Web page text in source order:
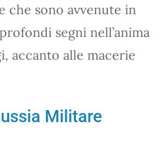
che sono avvenute in
segni nell’anima
accanto alle macerie
Militare